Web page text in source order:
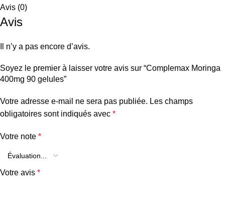
Avis (0)
Avis
Il n’y a pas encore d’avis.
Soyez le premier à laisser votre avis sur “Complemax Moringa
400mg 90 gelules”
Votre adresse e-mail ne sera pas publiée. Les champs
obligatoires sont indiqués avec *
Votre note *
Votre avis *